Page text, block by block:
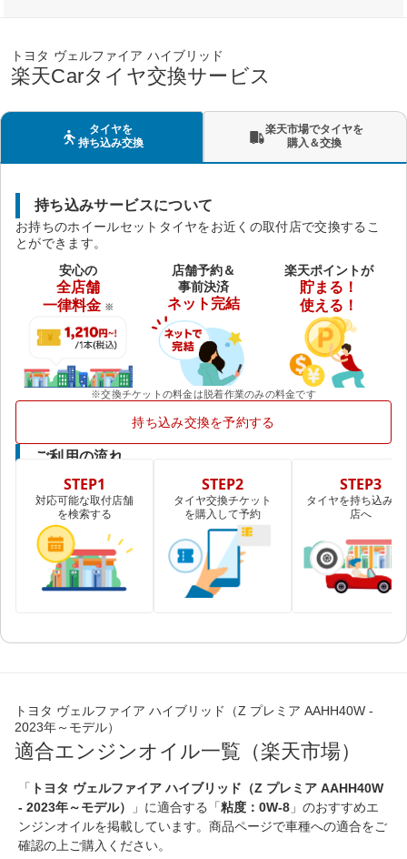
トヨタ ヴェルファイア ハイブリッド
楽天Carタイヤ交換サービス
タイヤを
持ち込み交換
楽天市場でタイヤを
購入＆交換
持ち込みサービスについて
お持ちのホイールセットタイヤをお近くの取付店で交換するこ
とができます。
安心の
全店舗
一律料金 ※
店舗予約＆
事前決済
ネット完結
楽天ポイントが
貯まる！
使える！
※交換チケットの料金は脱着作業のみの料金です
持ち込み交換を予約する
ご利用の流れ
STEP1
対応可能な取付店舗
を検索する
STEP2
タイヤ交換チケット
を購入して予約
STEP3
タイヤを持ち込み取
店へ
トヨタ ヴェルファイア ハイブリッド（Z プレミア AAHH40W -
2023年～モデル）
適合エンジンオイル一覧（楽天市場）
「 トヨタ ヴェルファイア ハイブリッド（Z プレミア AAHH40W
- 2023年～モデル）
」に適合する「粘度：0W-8 」のおすすめエ
ンジンオイルを掲載しています。商品ページで車種への適合をご
確認の上ご購入ください。